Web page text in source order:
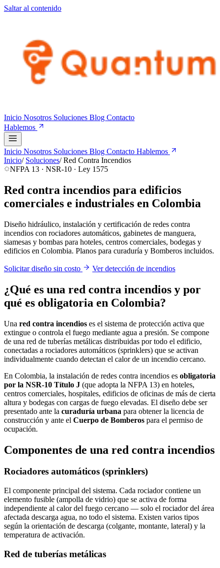
Saltar al contenido
Inicio Nosotros Soluciones Blog Contacto
Hablemos
Inicio Nosotros Soluciones Blog Contacto Hablemos
Inicio/ Soluciones/ Red Contra Incendios
NFPA 13 · NSR-10 · Ley 1575
Red contra incendios para edificios
comerciales e industriales en Colombia
Diseño hidráulico, instalación y certificación de redes contra
incendios con rociadores automáticos, gabinetes de manguera,
siamesas y bombas para hoteles, centros comerciales, bodegas y
edificios en Colombia. Planos para curaduría y Bomberos incluidos.
Solicitar diseño sin costo Ver detección de incendios
¿Qué es una red contra incendios y por
qué es obligatoria en Colombia?
Una red contra incendios es el sistema de protección activa que
extingue o controla el fuego mediante agua a presión. Se compone
de una red de tuberías metálicas distribuidas por todo el edificio,
conectadas a rociadores automáticos (sprinklers) que se activan
individualmente cuando detectan el calor de un incendio cercano.
En Colombia, la instalación de redes contra incendios es obligatoria
por la NSR-10 Título J (que adopta la NFPA 13) en hoteles,
centros comerciales, hospitales, edificios de oficinas de más de cierta
altura y bodegas con cargas de fuego elevadas. El diseño debe ser
presentado ante la curaduría urbana para obtener la licencia de
construcción y ante el Cuerpo de Bomberos para el permiso de
ocupación.
Componentes de una red contra incendios
Rociadores automáticos (sprinklers)
El componente principal del sistema. Cada rociador contiene un
elemento fusible (ampolla de vidrio) que se activa de forma
independiente al calor del fuego cercano — solo el rociador del área
afectada descarga agua, no todo el sistema. Existen varios tipos
según la orientación de descarga (colgante, montante, lateral) y la
temperatura de activación.
Red de tuberías metálicas